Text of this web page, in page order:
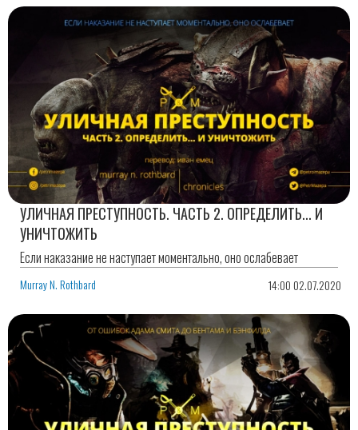
УЛИЧНАЯ ПРЕСТУПНОСТЬ. ЧАСТЬ 2. ОПРЕДЕЛИТЬ... И
УНИЧТОЖИТЬ
Если наказание не наступает моментально, оно ослабевает
Murray N. Rothbard 14:00 02.07.2020